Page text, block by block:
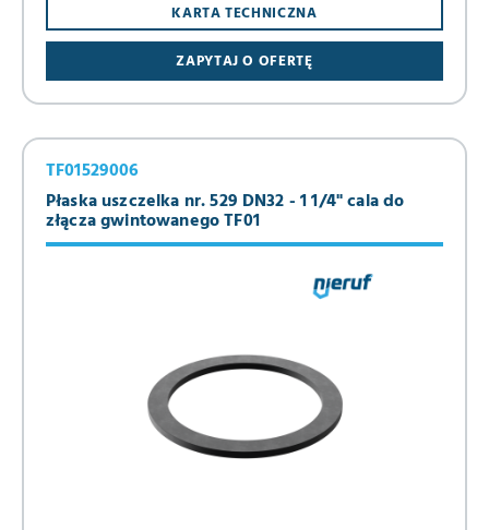
ZAPYTAJ O OFERTĘ
KARTA TECHNICZNA
Płaska uszczelka nr. 529 DN32 - 1 1/4" cala do
złącza gwintowanego TF01
TF01529006